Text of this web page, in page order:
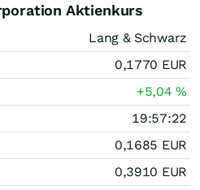
Aktienkurs
Lang & Schwarz
0,1770 EUR
+5,04%
19:57:22
0,1685 EUR
0,3910 EUR